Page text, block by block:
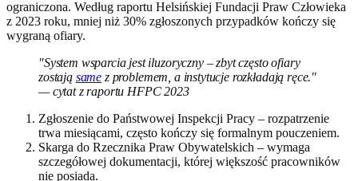
ograniczona. Według raportu Helsińskiej Fundacji Praw Człowieka
z 2023 roku, mniej niż 30% zgłoszonych przypadków kończy się
wygraną ofiary.
"System wsparcia jest iluzoryczny – zbyt często ofiary
zostają same z problemem, a instytucje rozkładają ręce."
— cytat z raportu HFPC 2023
Zgłoszenie do Państwowej Inspekcji Pracy – rozpatrzenie
trwa miesiącami, często kończy się formalnym pouczeniem.
Skarga do Rzecznika Praw Obywatelskich – wymaga
szczegółowej dokumentacji, której większość pracowników
nie posiada.